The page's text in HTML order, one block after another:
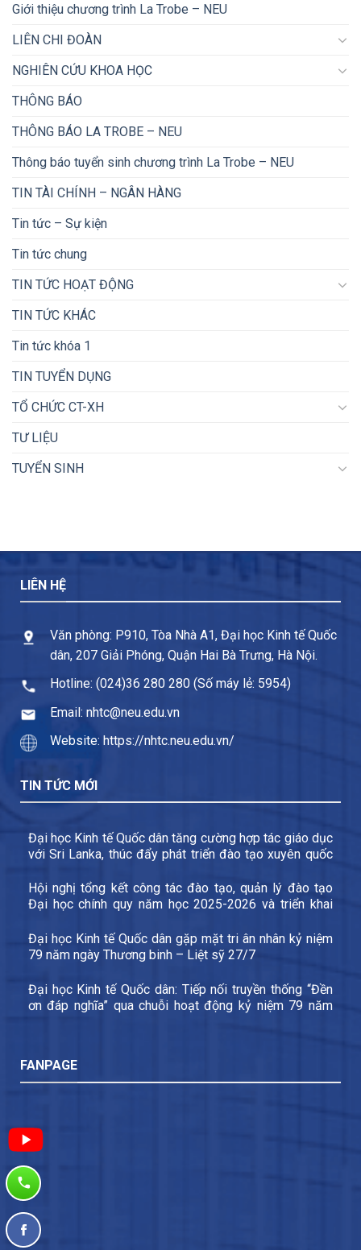
Giới thiệu chương trình La Trobe – NEU
LIÊN CHI ĐOÀN
NGHIÊN CỨU KHOA HỌC
THÔNG BÁO
THÔNG BÁO LA TROBE – NEU
Thông báo tuyển sinh chương trình La Trobe – NEU
TIN TÀI CHÍNH – NGÂN HÀNG
Tin tức – Sự kiện
Tin tức chung
TIN TỨC HOẠT ĐỘNG
TIN TỨC KHÁC
Tin tức khóa 1
TIN TUYỂN DỤNG
TỔ CHỨC CT-XH
TƯ LIỆU
TUYỂN SINH
LIÊN HỆ
Văn phòng: P910, Tòa Nhà A1, Đại học Kinh tế Quốc
dân, 207 Giải Phóng, Quận Hai Bà Trưng, Hà Nội.
Hotline: (024)36 280 280 (Số máy lẻ: 5954)
Email: nhtc@neu.edu.vn
Website: https://nhtc.neu.edu.vn/
TIN TỨC MỚI
Đại học Kinh tế Quốc dân tăng cường hợp tác giáo dục
với Sri Lanka, thúc đẩy phát triển đào tạo xuyên quốc
Hội nghị tổng kết công tác đào tạo, quản lý đào tạo
Đại học chính quy năm học 2025-2026 và triển khai
Đại học Kinh tế Quốc dân gặp mặt tri ân nhân kỷ niệm
79 năm ngày Thương binh – Liệt sỹ 27/7
Đại học Kinh tế Quốc dân: Tiếp nối truyền thống “Đền
ơn đáp nghĩa” qua chuỗi hoạt động kỷ niệm 79 năm
FANPAGE